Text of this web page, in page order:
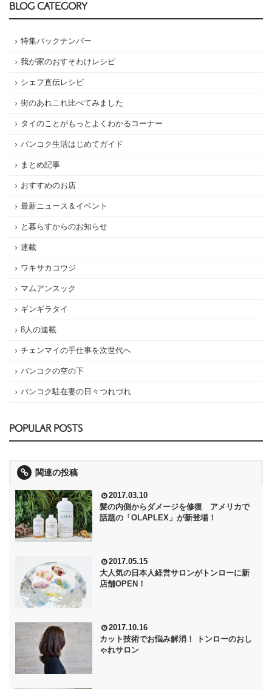
BLOG CATEGORY
特集バックナンバー
我が家のおすそわけレシピ
シェフ直伝レシピ
街のあれこれ比べてみました
タイのことがもっとよくわかるコーナー
バンコク生活はじめてガイド
まとめ記事
おすすめのお店
最新ニュース＆イベント
と暮らすからのお知らせ
連載
ワキサカコウジ
マムアンスック
ギンギラタイ
8人の連載
チェンマイの手仕事を次世代へ
バンコクの空の下
バンコク駐在妻の日々つれづれ
POPULAR POSTS
関連の投稿
2017.03.10
髪の内側からダメージを修復 アメリカで
話題の「OLAPLEX」が新登場！
2017.05.15
大人気の日本人経営サロンがトンローに新
店舗OPEN！
2017.10.16
カット技術でお悩み解消！ トンローのおし
ゃれサロン